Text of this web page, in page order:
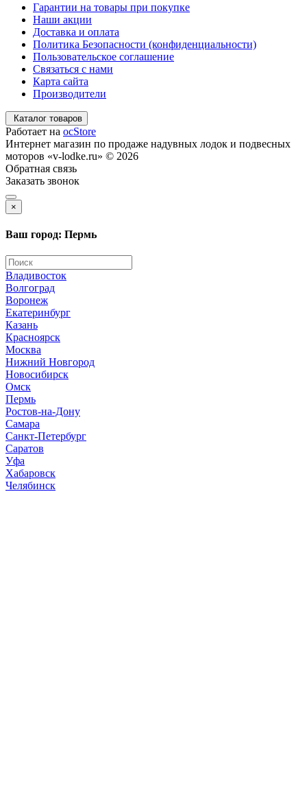
Гарантии на товары при покупке
Наши акции
Доставка и оплата
Политика Безопасности (конфиденциальности)
Пользовательское соглашение
Связаться с нами
Карта сайта
Производители
Каталог товаров
Работает на ocStore
Интернет магазин по продаже надувных лодок и подвесных
моторов «v-lodke.ru» © 2026
Обратная связь
Заказать звонок
×
Ваш город: Пермь
Владивосток
Волгоград
Воронеж
Екатеринбург
Казань
Красноярск
Москва
Нижний Новгород
Новосибирск
Омск
Пермь
Ростов-на-Дону
Самара
Санкт-Петербург
Саратов
Уфа
Хабаровск
Челябинск